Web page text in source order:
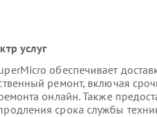
услуг
обеспечивает
ремонт, включая
онлайн. Также
срока службы